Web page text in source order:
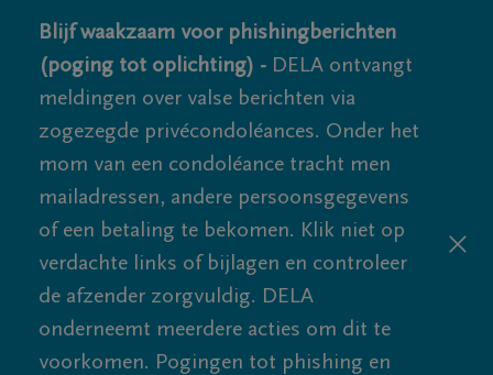
Blijf waakzaam voor phishingberichten
(poging tot oplichting) - DELA ontvangt
meldingen over valse berichten via
zogezegde privécondoléances. Onder het
mom van een condoléance tracht men
mailadressen, andere persoonsgegevens
of een betaling te bekomen. Klik niet op
verdachte links of bijlagen en controleer
de afzender zorgvuldig. DELA
onderneemt meerdere acties om dit te
voorkomen. Pogingen tot phishing en